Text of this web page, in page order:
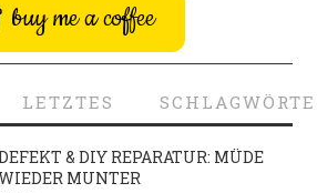
buy me a coffee
LETZTES
& DIY REPARATUR: MÜDE
MUNTER